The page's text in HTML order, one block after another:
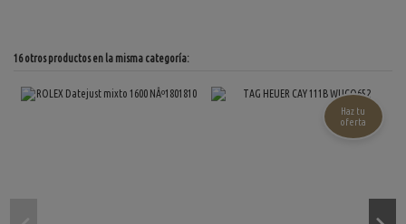
16 otros productos en la misma categoría:
Haz tu
oferta